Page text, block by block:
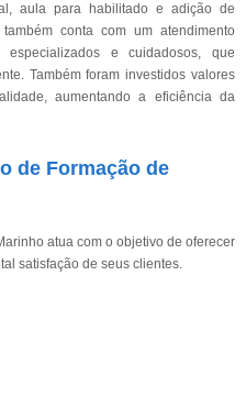
aula para habilitado e adição de
conta com um atendimento
e cuidadosos, que
Também foram investidos valores
aumentando a eficiência da
de Formação de
atua com o objetivo de oferecer
satisfação de seus clientes.